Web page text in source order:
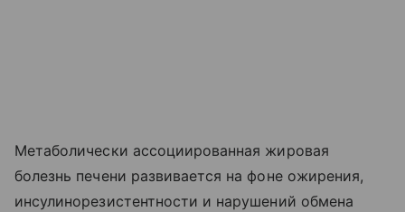
Метаболически ассоциированная жировая
болезнь печени развивается на фоне ожирения,
инсулинорезистентности и нарушений обмена